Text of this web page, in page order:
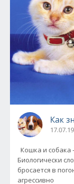
Как
17.07.19
Кошка и собака
Биологически
бросается в
агрессивно